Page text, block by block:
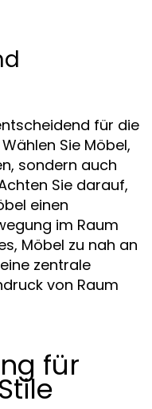
für die
Sie Möbel,
sondern auch
Sie darauf,
einen
im Raum
Möbel zu nah an
zentrale
von Raum
für